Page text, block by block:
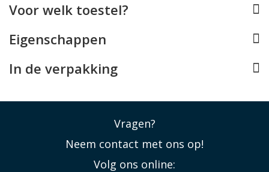
Voor welk toestel?
Eigenschappen
In de verpakking
Vragen?
Neem contact met ons op!
Volg ons online: